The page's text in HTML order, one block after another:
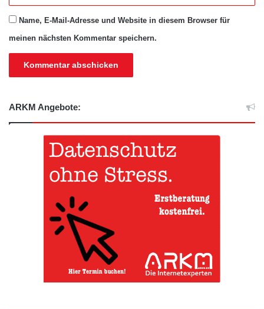
Name, E-Mail-Adresse und Website in diesem Browser für
meinen nächsten Kommentar speichern.
ARKM Angebote: